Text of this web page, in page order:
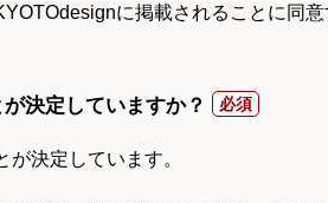
に掲載されることに同意
決定していますか？
が決定しています。